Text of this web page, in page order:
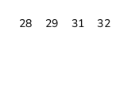
28
29 31 32